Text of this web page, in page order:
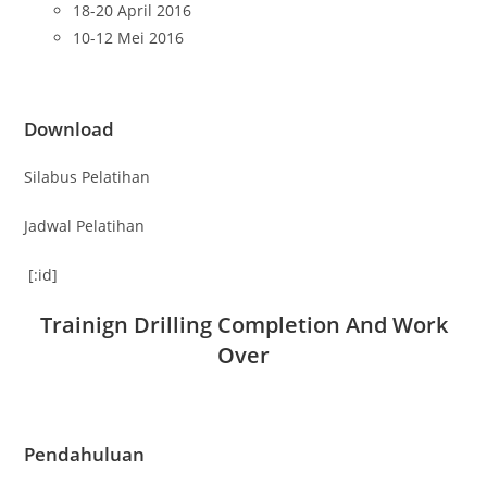
18-20 April 2016
10-12 Mei 2016
Download
Silabus Pelatihan
Jadwal Pelatihan
[:id]
Trainign Drilling Completion And Work
Over
Pendahuluan